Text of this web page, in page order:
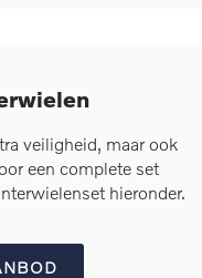
veiligheid, maar ook
een complete set
hieronder.